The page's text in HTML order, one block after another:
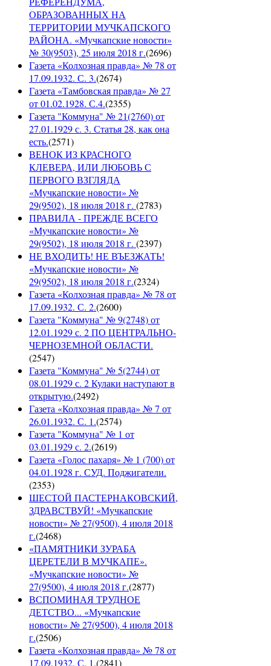
ОБРАЗОВАННЫХ НА
ТЕРРИТОРИИ МУЧКАПСКОГО
РАЙОНА. «Мучкапские новости»
№ 30(9503), 25 июля 2018 г.(2696)
Газета «Колхозная правда» № 78 от
17.09.1932. С. 3.(2674)
Газета «Тамбовская правда» № 27
от 01.02.1928. С.4.(2355)
Газета "Коммуна" № 21(2760) от
27.01.1929 с. 3. Статья 28, как она
есть.(2571)
ВЕНОК ИЗ КРАСНОГО
КЛЕВЕРА, ИЛИ ЛЮБОВЬ С
ПЕРВОГО ВЗГЛЯДА
«Мучкапские новости» №
29(9502), 18 июля 2018 г. (2783)
ПРАВИЛА - ПРЕЖДЕ ВСЕГО
«Мучкапские новости» №
29(9502), 18 июля 2018 г. (2397)
НЕ ВХОДИТЬ! НЕ ВЪЕЗЖАТЬ!
«Мучкапские новости» №
29(9502), 18 июля 2018 г.(2324)
Газета «Колхозная правда» № 78 от
17.09.1932. С. 2.(2600)
Газета "Коммуна" № 9(2748) от
12.01.1929 с. 2 ПО ЦЕНТРАЛЬНО-
ЧЕРНОЗЕМНОЙ ОБЛАСТИ.
(2547)
Газета "Коммуна" № 5(2744) от
08.01.1929 с. 2 Кулаки наступают в
открытую.(2492)
Газета «Колхозная правда» № 7 от
26.01.1932. С. 1.(2574)
Газета "Коммуна" № 1 от
03.01.1929 с. 2.(2619)
Газета «Голос пахаря» № 1 (700) от
04.01.1928 г. СУД. Поджигатели.
(2353)
ШЕСТОЙ ПАСТЕРНАКОВСКИЙ,
ЗДРАВСТВУЙ! «Мучкапские
новости» № 27(9500), 4 июля 2018
г.(2468)
«ПАМЯТНИКИ ЗУРАБА
ЦЕРЕТЕЛИ В МУЧКАПЕ».
«Мучкапские новости» №
27(9500), 4 июля 2018 г.(2877)
ВСПОМИНАЯ ТРУДНОЕ
ДЕТСТВО... «Мучкапские
новости» № 27(9500), 4 июля 2018
г.(2506)
Газета «Колхозная правда» № 78 от
17.09.1932. С. 1.(2841)